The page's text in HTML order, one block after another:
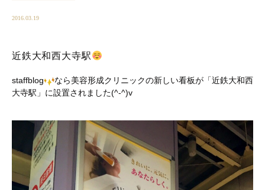
2016.03.19
近鉄大和西大寺駅
staffblog
なら美容形成クリニックの新しい看板が「近鉄大和西
大寺駅」に設置されました(^-^)v